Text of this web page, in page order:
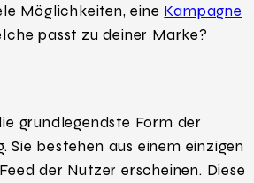
Möglichkeiten, eine Kampagne
passt zu deiner Marke?
grundlegendste Form der
Sie bestehen aus einem einzigen
der Nutzer erscheinen. Diese